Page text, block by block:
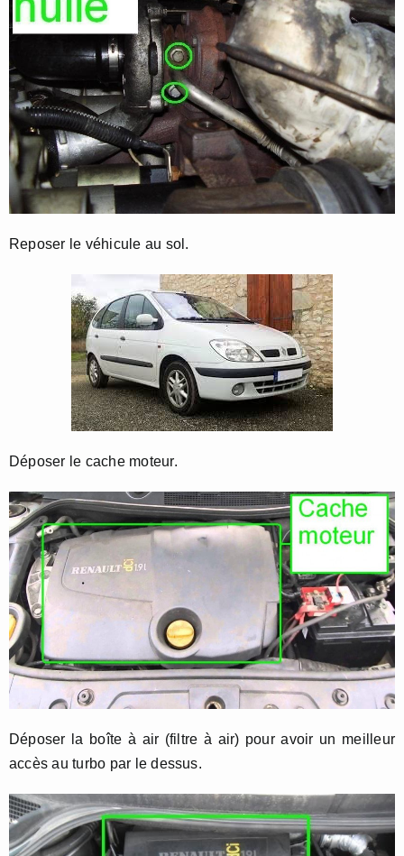
Reposer le véhicule au sol.
Déposer le cache moteur.
Déposer la boîte à air (filtre à air) pour avoir un meilleur
accès au turbo par le dessus.